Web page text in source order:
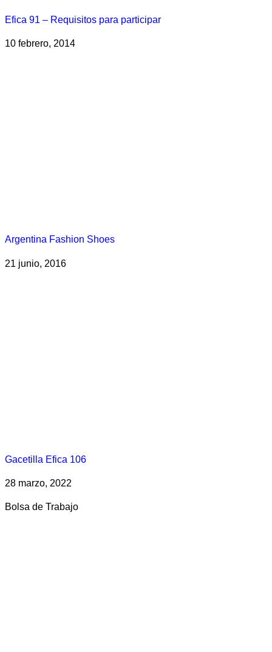
Efica 91 – Requisitos para participar
10 febrero, 2014
Argentina Fashion Shoes
21 junio, 2016
Gacetilla Efica 106
28 marzo, 2022
Bolsa de Trabajo